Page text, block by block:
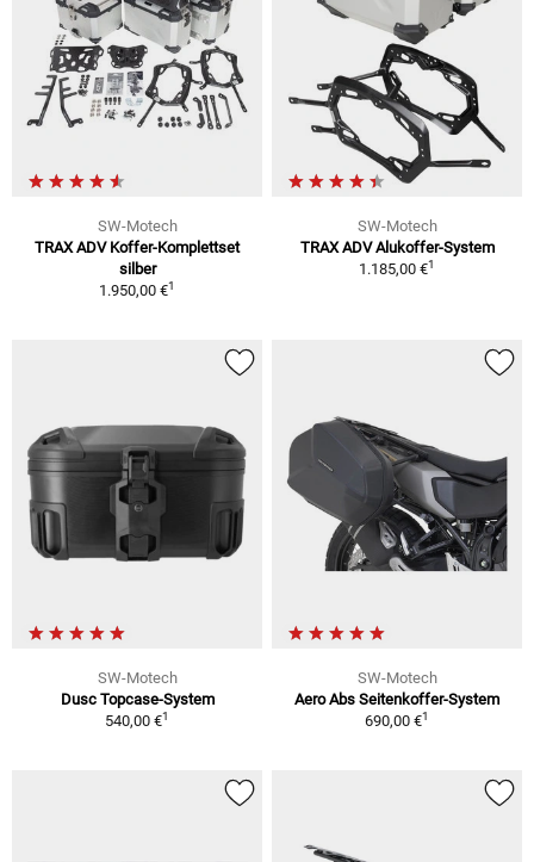
SW-Motech
TRAX ADV Koffer-Komplettset
silber
1.950,00 €1
SW-Motech
TRAX ADV Alukoffer-System
1.185,00 €1
SW-Motech
Dusc Topcase-System
540,00 €1
SW-Motech
Aero Abs Seitenkoffer-System
690,00 €1